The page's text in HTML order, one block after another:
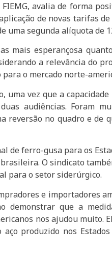
avalia de forma
de novas tarifas
segunda alíquota de
mais esperançosa
a relevância do
o mercado norte-
vez que a
audiências. Foram
reversão no quadro e
ferro-gusa para os
O sindicato
para o setor siderúrgico.
e importadores
demonstrar que a
nos ajudou muito.
produzido nos